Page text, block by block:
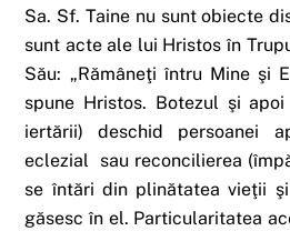
Sa. Sf. Taine nu sunt obiecte
sunt acte ale lui Hristos în
Său: „Rămâneţi întru Mine şi
spune Hristos. Botezul şi
iertării) deschid persoanei
eclezial sau reconcilierea
se întări din plinătatea vieţii
găsesc în el. Particularitatea